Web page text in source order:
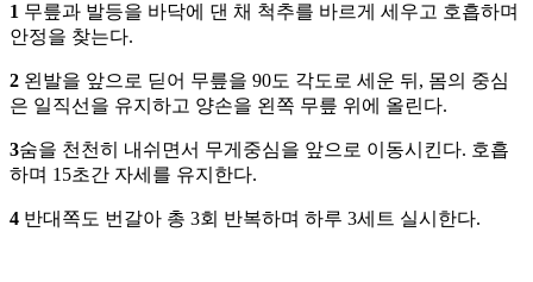
1 무릎과 발등을 바닥에 댄 채 척추를 바르게 세우고 호흡하며
안정을 찾는다.
2 왼발을 앞으로 딛어 무릎을 90도 각도로 세운 뒤, 몸의 중심
은 일직선을 유지하고 양손을 왼쪽 무릎 위에 올린다.
3숨을 천천히 내쉬면서 무게중심을 앞으로 이동시킨다. 호흡
하며 15초간 자세를 유지한다.
4 반대쪽도 번갈아 총 3회 반복하며 하루 3세트 실시한다.